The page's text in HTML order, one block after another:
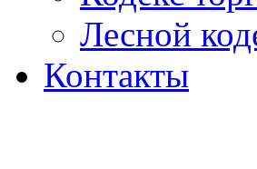
Лесной
Контакты